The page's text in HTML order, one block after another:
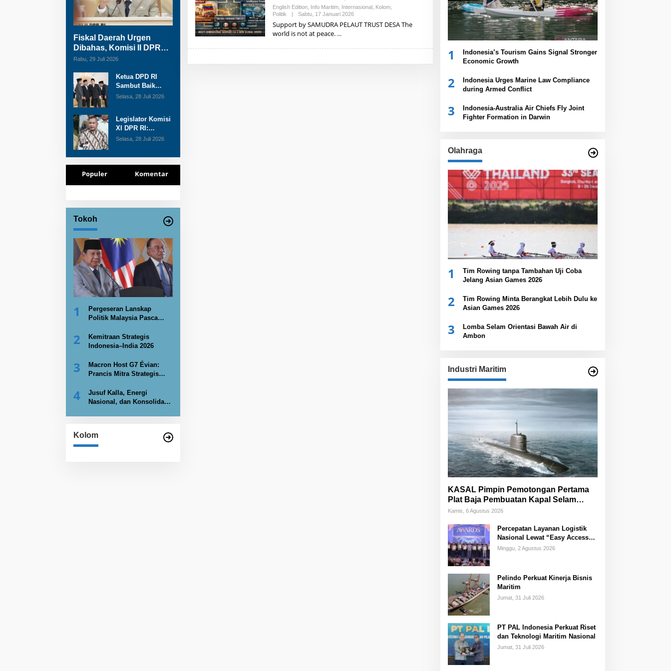
Fiskal Daerah Urgen
Dibahas, Komisi II DPR
akan Gelar RDP Meski
Rabu, 29 Juli 2026
Ketua DPD RI
Sambut Baik
Skema Top Up
Selasa, 28 Juli 2026
Legislator Komisi
XI DPR RI:
Pengganti Perry
Independensi BI
Selasa, 28 Juli 2026
Populer Komentar
Tokoh
1
Pergeseran Lanskap
Politik Malaysia Pasca
2
Kemitraan Strategis
Indonesia–India 2026
3
Macron Host G7 Évian:
Prancis Mitra Strategis
Nuklir
4
Jusuf Kalla, Energi
Nasional, dan Konsolidasi
Kolom
English Edition, Info Maritim, Internasional, Kolom,
Politik
| Sabtu, 17 Januari 2026O
E
Z
A
Support by SAMUDRA PELAUT TRUST DESA The
world is not at peace.
1
Indonesia’s Tourism Gains Signal Stronger
Economic Growth
2
Indonesia Urges Marine Law Compliance
during Armed Conflict
3
Indonesia-Australia Air Chiefs Fly Joint
Fighter Formation in Darwin
Olahraga
1
Tim Rowing tanpa Tambahan Uji Coba
Jelang Asian Games 2026
2
Tim Rowing Minta Berangkat Lebih Dulu ke
Asian Games 2026
3
Lomba Selam Orientasi Bawah Air di
Ambon
Industri Maritim
KASAL Pimpin Pemotongan Pertama
Plat Baja Pembuatan Kapal Selam
Scorpene
Kamis, 6 Agustus 2026
Percepatan Layanan Logistik
Nasional Lewat “Easy Access
Zone Integration”
Minggu, 2 Agustus 2026
Pelindo Perkuat Kinerja Bisnis
Maritim
Jumat, 31 Juli 2026
PT PAL Indonesia Perkuat Riset
dan Teknologi Maritim Nasional
Jumat, 31 Juli 2026